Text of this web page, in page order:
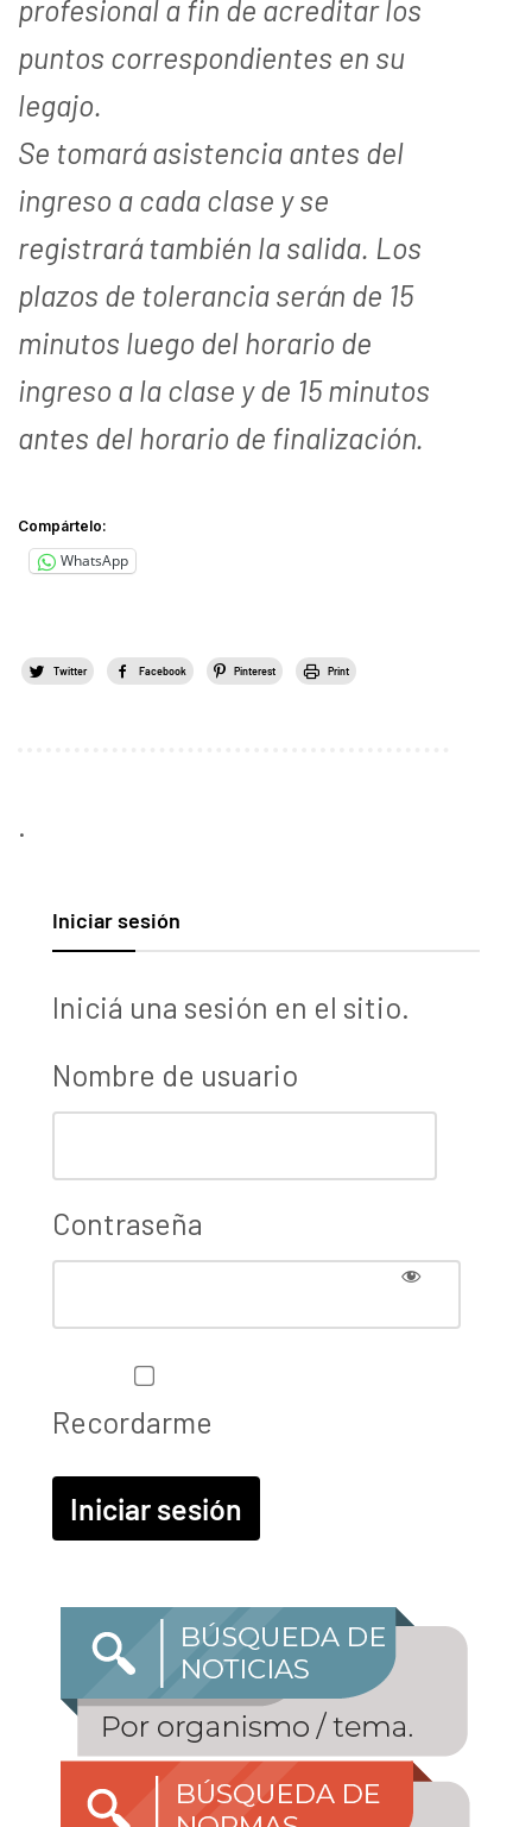
profesional a fin de acreditar los
puntos correspondientes en su
legajo.
Se tomará asistencia antes del
ingreso a cada clase y se
registrará también la salida. Los
plazos de tolerancia serán de 15
minutos luego del horario de
ingreso a la clase y de 15 minutos
antes del horario de finalización.
Compártelo:
WhatsApp
Twitter Facebook Pinterest Print
.
Iniciar sesión
Iniciá una sesión en el sitio.
Nombre de usuario
Contraseña
Recordarme